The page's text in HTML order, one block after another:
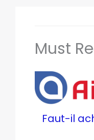
Must
Faut-il